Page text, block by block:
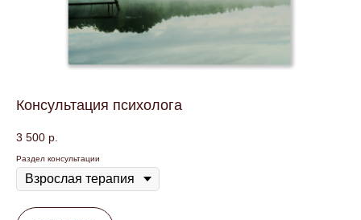
Консультация психолога
3 500 р.
Раздел консультации